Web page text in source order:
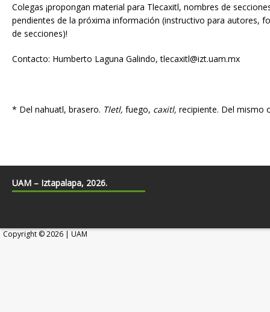
Colegas ¡propongan material para Tlecaxitl, nombres de
pendientes de la próxima información (instructivo para autores,
de secciones)!
Contacto: Humberto Laguna Galindo, tlecaxitl@izt.uam.mx
* Del nahuatl, brasero. Tletl, fuego, caxitl, recipiente. Del mismo
UAM – Iztapalapa, 2026.
Copyright © 2026 | UAM